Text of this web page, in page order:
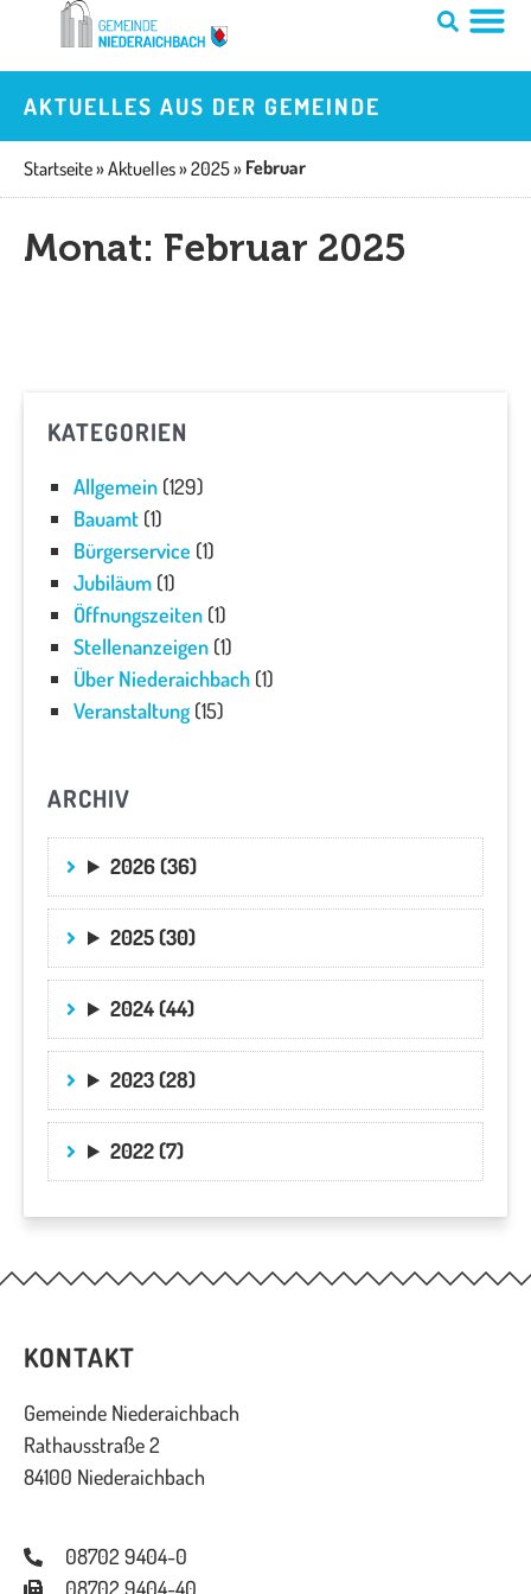
springen
AKTUELLES AUS DER GEMEINDE
Startseite»Aktuelles»2025» Februar
Monat: Februar 2025
KATEGORIEN
Allgemein(129)
Bauamt(1)
Bürgerservice (1)
Jubiläum(1)
Öffnungszeiten(1)
Stellenanzeigen(1)
Über Niederaichbach(1)
Veranstaltung(15)
ARCHIV
2026 (36)
2025 (30)
2024 (44)
2023 (28)
2022 (7)
KONTAKT
Gemeinde Niederaichbach
Rathausstraße 2
84100 Niederaichbach
08702 9404-0
08702 9404-40